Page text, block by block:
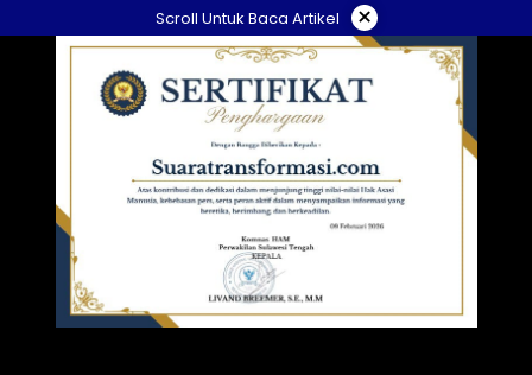
ke
Scroll Untuk Baca Artikel ×